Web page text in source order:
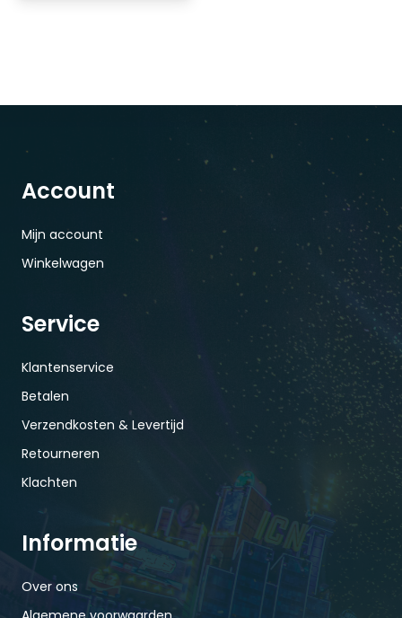
was: is:
Account
Mijn account
Winkelwagen
Service
Klantenservice
Betalen
Verzendkosten & Levertijd
Retourneren
Klachten
Informatie
Over ons